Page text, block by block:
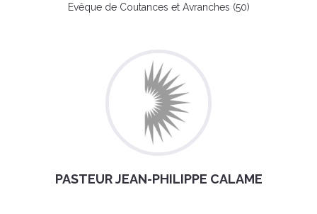
Evêque de Coutances et Avranches (50)
PASTEUR JEAN-PHILIPPE CALAME